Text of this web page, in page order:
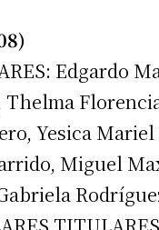
Edgardo
Thelma
Yesica
Miguel